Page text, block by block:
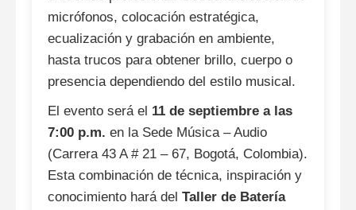
micrófonos, colocación estratégica,
ecualización y grabación en ambiente,
hasta trucos para obtener brillo, cuerpo o
presencia dependiendo del estilo musical.
El evento será el 11 de septiembre a las
7:00 p.m. en la Sede Música – Audio
(Carrera 43 A # 21 – 67, Bogotá, Colombia).
Esta combinación de técnica, inspiración y
conocimiento hará del Taller de Batería